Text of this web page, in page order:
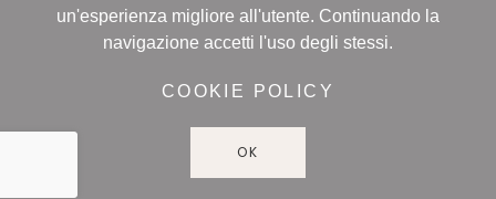
IVA 03536691219
16/11/1998, Numero REA: NA-608490 - Capitale sociale:
60.000,00 i.v
un'esperienza migliore all'utente. Continuando la
navigazione accetti l'uso degli stessi.
COOKIE POLICY
OK